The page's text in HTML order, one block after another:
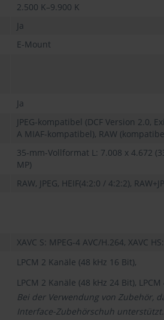
2.500 K–9.900 K
Ja
E-Mount
Ja
JPEG-kompatibel (DCF Version 2.0,
A MIAF-kompatibel), RAW
35-mm-Vollformat L: 7.008 x 4.672
MP)
RAW, JPEG, HEIF(4:2:0 / 4:2:2),
XAVC S: MPEG-4 AVC/H.264, XAVC
LPCM 2 Kanäle (48 kHz 16 Bit),
LPCM 2 Kanäle (48 kHz 24 Bit),
Bei der Verwendung von Zubehör,
Interface-Zubehörschuh unterstützt.